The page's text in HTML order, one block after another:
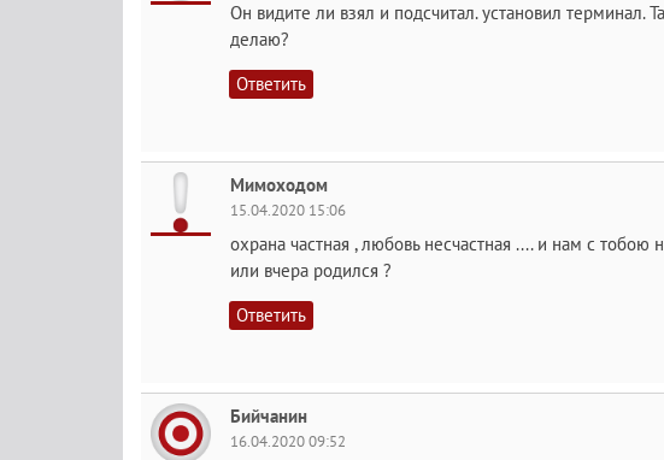
Он видите ли взял и подсчитал. установил терминал.
делаю?
Ответить
Мимоходом
15.04.2020 15:06
охрана частная , любовь несчастная .... и нам с тобою
или вчера родился ?
Ответить
Бийчанин
16.04.2020 09:52